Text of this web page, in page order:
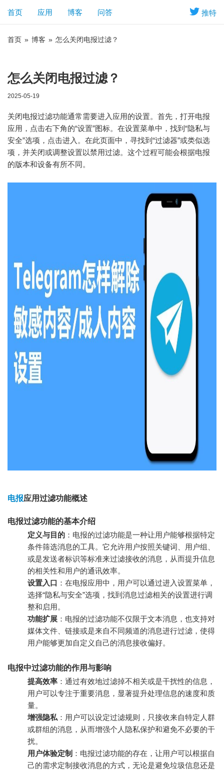
推特
首页 应用 博客 问答
首页 » 博客 » 怎么关闭电报过滤？
怎么关闭电报过滤？
2025-05-19
关闭电报过滤功能通常需要进入应用的设置。首先，打开电报
应用，点击右下角的“设置”图标。在设置菜单中，找到“隐私与
安全”选项，点击进入。在此页面中，寻找到“过滤器”或类似选
项，并关闭或调整设置以禁用过滤。这个过程可能会根据电报
的版本和设备有所不同。
电报应用过滤功能概述
电报过滤功能的基本介绍
定义与目的 ：电报的过滤功能是一种让用户能够根据特定
条件筛选消息的工具。它允许用户按照关键词、用户组、
或是发送者标识等标准来过滤接收的消息，从而提升信息
的相关性和用户的通讯效率。
设置入口 ：在电报应用中，用户可以通过进入设置菜单，
选择“隐私与安全”选项，找到消息过滤相关的设置进行调
整和启用。
功能扩展 ：电报的过滤功能不仅限于文本消息，也支持对
媒体文件、链接或是来自不同频道的消息进行过滤，使得
用户能够更加自定义自己的消息接收偏好。
电报中过滤功能的作用与影响
提高效率 ：通过有效地过滤掉不相关或是干扰性的信息，
用户可以专注于重要消息，显著提升处理信息的速度和质
量。
增强隐私 ：用户可以设定过滤规则，只接收来自特定人群
或群组的消息，从而增强个人隐私保护和避免不必要的干
扰。
用户体验定制 ：电报过滤功能的存在，让用户可以根据自
己的需求定制接收消息的方式，无论是避免垃圾信息还是